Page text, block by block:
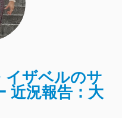
イザベルのサ
近況報告：大